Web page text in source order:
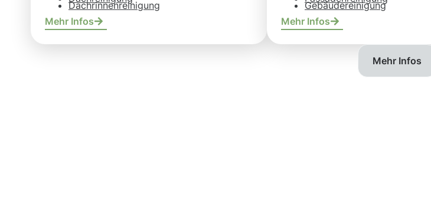
Dachrinnenreinigung
Mehr Infos
Gebäudereinigung
Mehr Infos
Mehr Infos